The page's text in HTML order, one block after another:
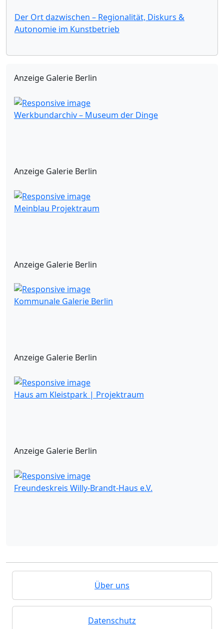
Der Ort dazwischen – Regionalität, Diskurs &
Autonomie im Kunstbetrieb
Anzeige Galerie Berlin
Werkbundarchiv – Museum der Dinge
Anzeige Galerie Berlin
Meinblau Projektraum
Anzeige Galerie Berlin
Kommunale Galerie Berlin
Anzeige Galerie Berlin
Haus am Kleistpark | Projektraum
Anzeige Galerie Berlin
Freundeskreis Willy-Brandt-Haus e.V.
Über uns
Datenschutz